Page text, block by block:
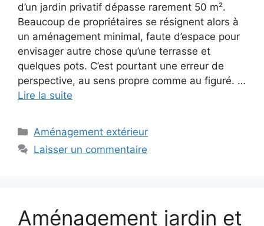
d’un jardin privatif dépasse rarement 50 m².
Beaucoup de propriétaires se résignent alors à
un aménagement minimal, faute d’espace pour
envisager autre chose qu’une terrasse et
quelques pots. C’est pourtant une erreur de
perspective, au sens propre comme au figuré. …
Lire la suite
Catégories
Aménagement extérieur
Laisser un commentaire
Aménagement jardin et